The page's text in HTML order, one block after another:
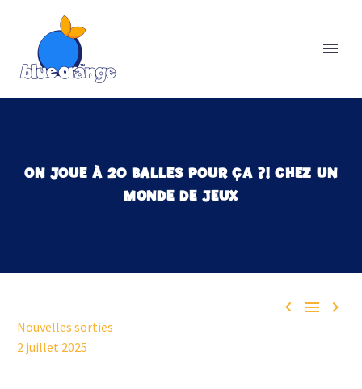
ON JOUE À 20 BALLES POUR ÇA ?! CHEZ UN
MONDE DE JEUX
  
Nouvelles sorties
2 juillet 2025